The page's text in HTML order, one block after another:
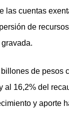
las cuentas
de
de pesos
al 16,2% del
y aporte